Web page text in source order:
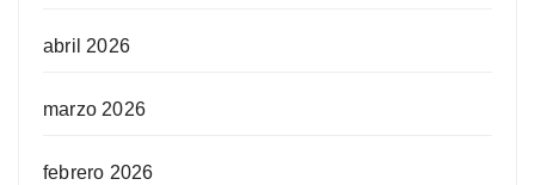
abril 2026
marzo 2026
febrero 2026